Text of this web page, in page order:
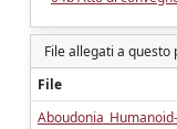
File allegati a questo
File